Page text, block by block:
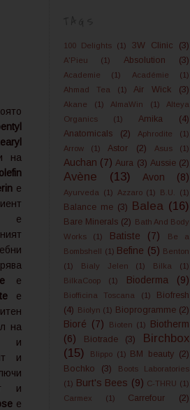
на
е
е
е
на
и
и
и
е
100 Delights (1) 3W Clinic (3)
A'Pieu (1) Absolution (3)
Academie (1) Académie
(1)
Ahmad Tea
(1) Air Wick (3)
Akane (1) AlmaWin (1)
Alteya
Organics
(1) Amika
(4)
Anatomicals
(2) Aphrodite
(1)
Arrow
(1) Astor (2) Asus (1)
Auchan (7) Aura (3) Aussie (2)
Avène (13) Avon (8)
Ayurveda (1) Azzaro (1) B.U. (1)
Balance me (3) Balea (16)
Bare Minerals (2) Bath And Body
Works
(1) Batiste (7)
Be a
Bombshell (1) Befine (5) Benton
(1)
Bialy Jelen (1) Bilka
(1)
BilkaCoop
(1) Bioderma (9)
Biofficina Toscana (1)
Biofresh
(4) Biolyn (1) Bioprogramme (2)
Bioré (7) Bioten (1)
Biotherm
(6)
Biotrade (3)
Birchbox
(15)
Blippo (1) BM beauty (2)
Bochko
(3)
Boots Laboratories
(1) Burt's Bees (9) C-THRU (1)
Carmex
(1) Carrefour (2)